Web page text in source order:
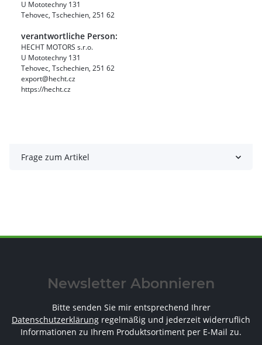
U Mototechny 131
Tehovec, Tschechien, 251 62
verantwortliche Person:
HECHT MOTORS s.r.o.
U Mototechny 131
Tehovec, Tschechien, 251 62
export@hecht.cz
https://hecht.cz
Frage zum Artikel
Newsletter Abonnieren
Bitte senden Sie mir entsprechend Ihrer
Datenschutzerklärung regelmäßig und jederzeit widerruflich
Informationen zu Ihrem Produktsortiment per E-Mail zu.